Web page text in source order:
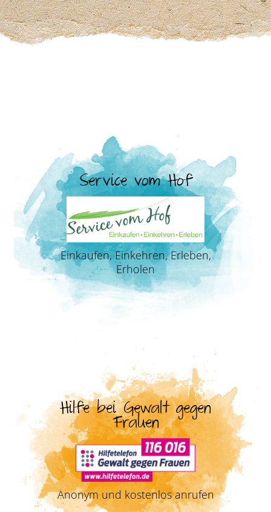
Service vom Hof
Einkaufen, Einkehren, Erleben,
Erholen
Hilfe bei Gewalt gegen
Frauen
Anonym und kostenlos anrufen